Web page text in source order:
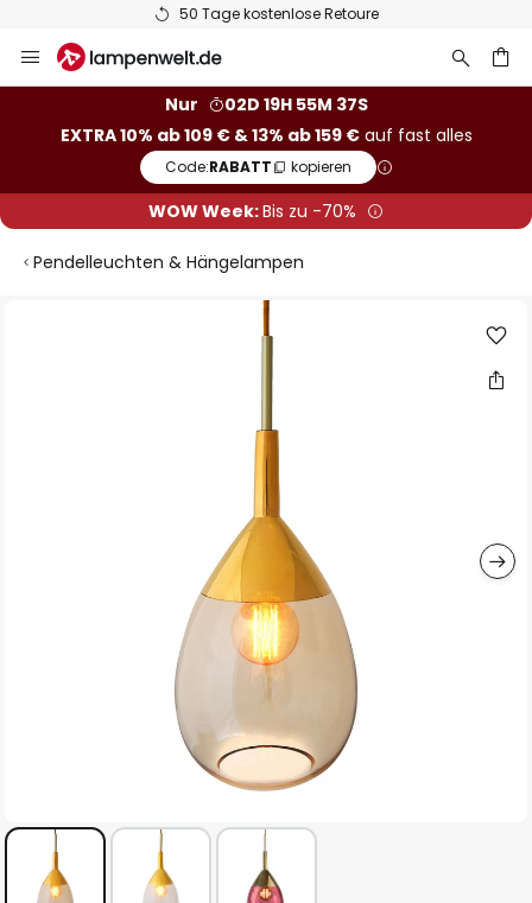
50 Tage kostenlose Retoure
Inhalt
Nur
02D 19H 55M 37S
EXTRA 10% ab 109 € & 13% ab 159 €auf fast alles
Code:RABATT kopieren
WOW Week:Bis zu -70%
Pendelleuchten & Hängelampen